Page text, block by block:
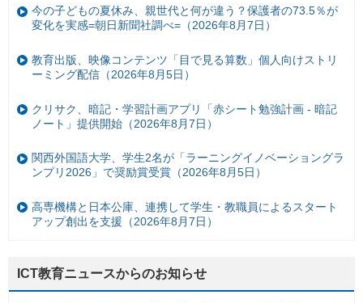
今の子どもの夏休み、親世代と何が違う？保護者の73.5％が
変化を実感=朝日新聞社調べ=（2026年8月7日）
教育出版、映像コンテンツ「目で見る算数」個人向けストリ
ーミング配信（2026年8月5日）
クリサク、暗記・学習計画アプリ「赤シート勉強計画 - 暗記
ノート」提供開始（2026年8月7日）
関西外国語大学、学生2名が「ラーニングイノベーショングラ
ンプリ2026」で奨励賞受賞（2026年8月5日）
高専機構と日本公庫、連携して学生・教職員によるスタート
アップ創出を支援（2026年8月7日）
ICT教育ニュースからのお知らせ